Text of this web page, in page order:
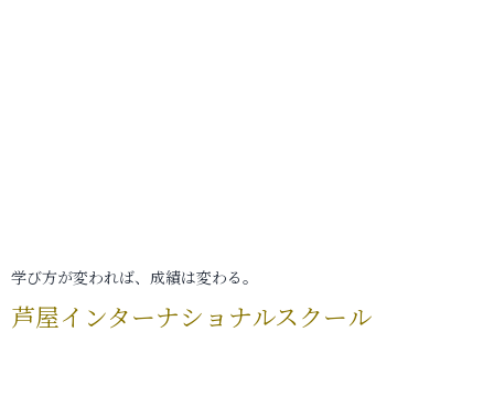
学び方が変われば、成績は変わる。
芦屋インターナショナルスクール